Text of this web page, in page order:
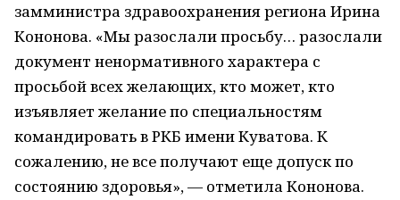
замминистра здравоохранения региона Ирина
Кононова. «Мы разослали просьбу… разослали
документ ненормативного характера с
просьбой всех желающих, кто может, кто
изъявляет желание по специальностям
командировать в РКБ имени Куватова. К
сожалению, не все получают еще допуск по
состоянию здоровья», — отметила Кононова.